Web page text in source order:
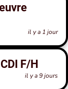
il y a 1 jour
F/H
il y a 9 jours